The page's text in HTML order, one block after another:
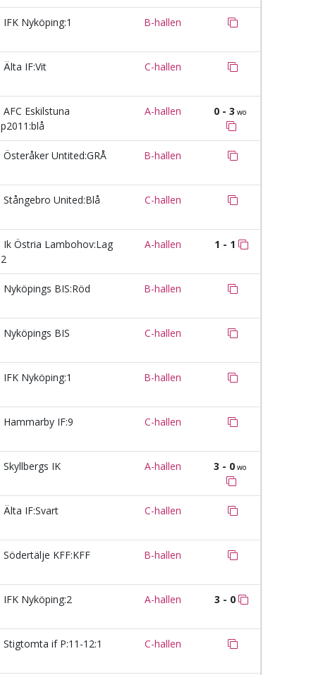
IFK Nyköping:1 B-hallen
Älta IF:Vit C-hallen
AFC Eskilstuna
p2011:blå
A-hallen 0 - 3 wo
Österåker Untited:GRÅ B-hallen
Stångebro United:Blå C-hallen
Ik Östria Lambohov:Lag
2
A-hallen 1 - 1
Nyköpings BIS:Röd B-hallen
Nyköpings BIS C-hallen
IFK Nyköping:1 B-hallen
Hammarby IF:9 C-hallen
Skyllbergs IK A-hallen 3 - 0 wo
Älta IF:Svart C-hallen
Södertälje KFF:KFF B-hallen
IFK Nyköping:2 A-hallen 3 - 0
Stigtomta if P:11-12:1 C-hallen